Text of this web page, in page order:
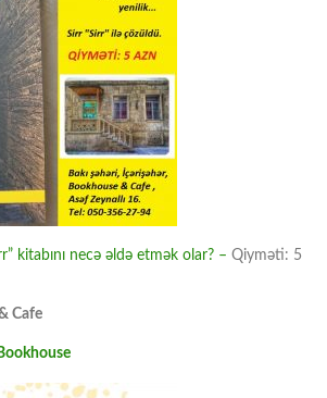
kitabını necə əldə etmək olar? – Qiyməti: 5
Cafe